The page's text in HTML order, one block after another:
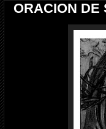
ORACION DE